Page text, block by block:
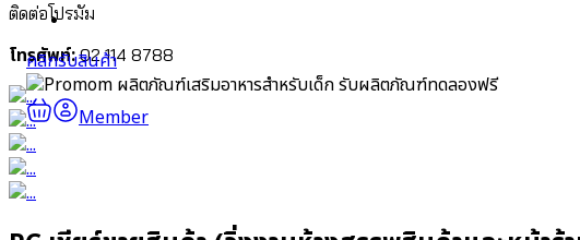
ร่วมงานกับเรา
คลิกรับสินค้า
รับผลิตภัณฑ์ทดลองฟรี
Member
ติดต่อโปรมัม
โทรศัพท์:02 114 8788